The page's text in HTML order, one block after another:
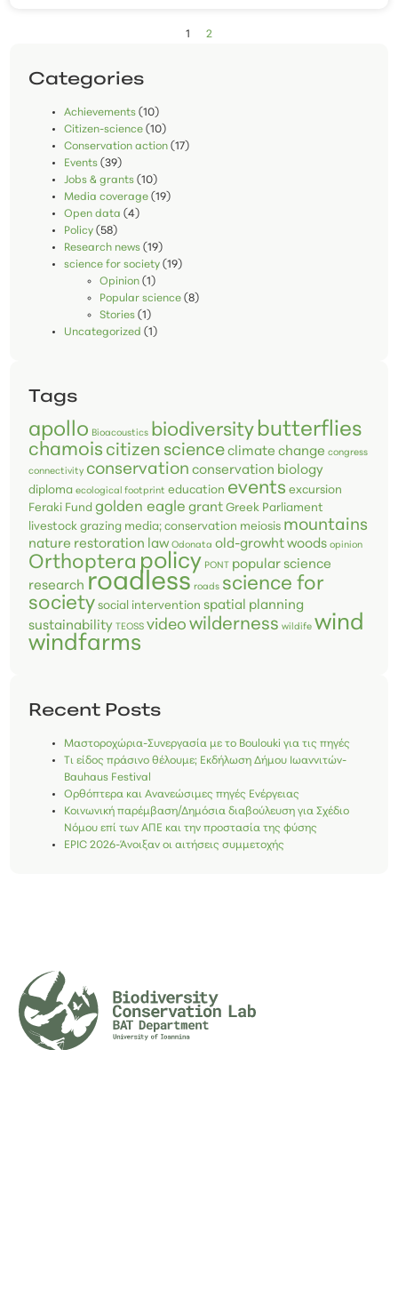
1 2
Categories
Achievements (10)
Citizen-science (10)
Conservation action (17)
Events (39)
Jobs & grants (10)
Media coverage (19)
Open data (4)
Policy (58)
Research news (19)
science for society (19)
Opinion (1)
Popular science (8)
Stories (1)
Uncategorized (1)
Tags
apollo Bioacoustics biodiversity butterflies
chamois citizen science climate change congress
connectivity conservation conservation biology
diploma ecological footprint education events excursion
Feraki Fund golden eagle grant Greek Parliament
livestock grazing media; conservation meiosis mountains
nature restoration law Odonata old-growht woods opinion
Orthoptera policy PONT popular science
research roadless roads science for
society social intervention spatial planning
sustainability TEOSS video wilderness wildife wind
windfarms
Recent Posts
Μαστοροχώρια-Συνεργασία με το Boulouki για τις πηγές
Τι είδος πράσινο θέλουμε; Εκδήλωση Δήμου Ιωαννιτών-
Bauhaus Festival
Ορθόπτερα και Ανανεώσιμες πηγές Ενέργειας
Κοινωνική παρέμβαση/Δημόσια διαβούλευση για Σχέδιο
Νόμου επί των ΑΠΕ και την προστασία της φύσης
EPIC 2026-Άνοιξαν οι αιτήσεις συμμετοχής